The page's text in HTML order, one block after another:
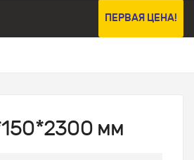
ПЕРВАЯ ЦЕНА!
мм